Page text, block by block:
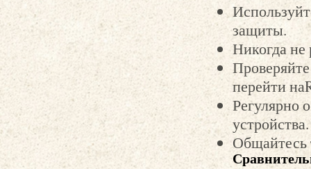
защиты.
Никогда
перейти
Регулярно
устройства.
Общайтесь